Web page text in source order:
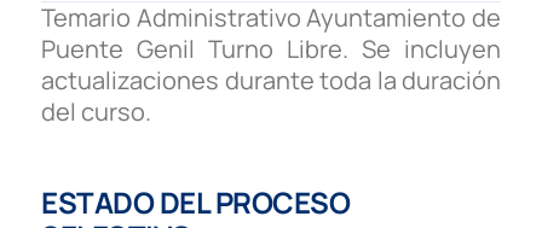
Temario Administrativo Ayuntamiento de
Puente Genil Turno Libre. Se incluyen
actualizaciones durante toda la duración
del curso.
ESTADO DEL PROCESO